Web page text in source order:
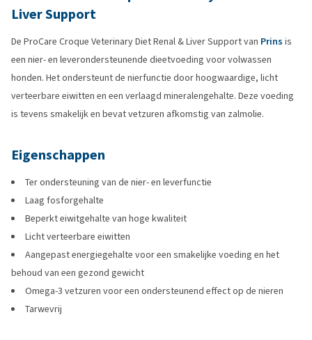
Liver Support
De ProCare Croque Veterinary Diet Renal & Liver Support van Prins is
een nier- en leverondersteunende dieetvoeding voor volwassen
honden. Het ondersteunt de nierfunctie door hoogwaardige, licht
verteerbare eiwitten en een verlaagd mineralengehalte. Deze voeding
is tevens smakelijk en bevat vetzuren afkomstig van zalmolie.
Eigenschappen
Ter ondersteuning van de nier- en leverfunctie
Laag fosforgehalte
Beperkt eiwitgehalte van hoge kwaliteit
Licht verteerbare eiwitten
Aangepast energiegehalte voor een smakelijke voeding en het
behoud van een gezond gewicht
Omega-3 vetzuren voor een ondersteunend effect op de nieren
Tarwevrij